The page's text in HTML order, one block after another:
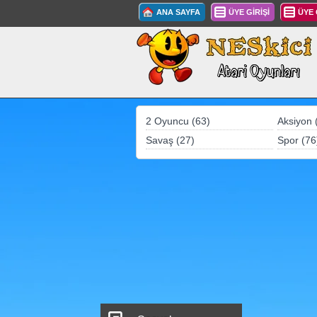
ANA SAYFA ÜYE GİRİŞİ ÜYE
2 Oyuncu (63) Aksiyon
Savaş (27)
Spor